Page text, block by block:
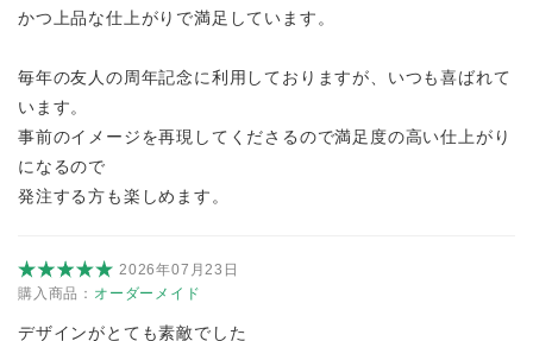
かつ上品な仕上がりで満足しています。
毎年の友人の周年記念に利用しておりますが、いつも喜ばれて
います。
事前のイメージを再現してくださるので満足度の高い仕上がり
になるので
発注する方も楽しめます。
2026年07月23日
購入商品： オーダーメイド
デザインがとても素敵でした